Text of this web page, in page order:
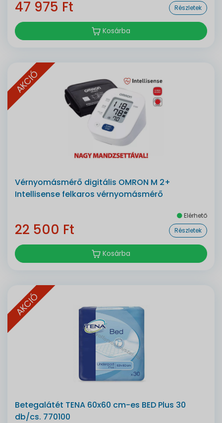
47 975 Ft Részletek
Kosárba
AKCIÓ
Vérnyomásmérő digitális OMRON M 2+
Intellisense felkaros vérnyomásmérő
Elérhető
22 500 Ft Részletek
Kosárba
AKCIÓ
Betegalátét TENA 60x60 cm-es BED Plus 30
db/cs. 770100